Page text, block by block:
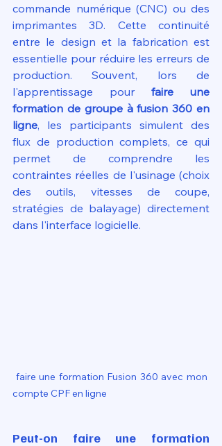
commande numérique (CNC) ou des
imprimantes 3D. Cette continuité
entre le design et la fabrication est
essentielle pour réduire les erreurs de
production. Souvent, lors de
l'apprentissage pour faire une
formation de groupe à fusion 360 en
ligne, les participants simulent des
flux de production complets, ce qui
permet de comprendre les
contraintes réelles de l'usinage (choix
des outils, vitesses de coupe,
stratégies de balayage) directement
dans l'interface logicielle.
faire une formation Fusion 360 avec mon
compte CPF en ligne
Peut-on faire une formation